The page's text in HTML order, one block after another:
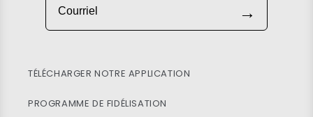
→
TÉLÉCHARGER NOTRE APPLICATION
PROGRAMME DE FIDÉLISATION